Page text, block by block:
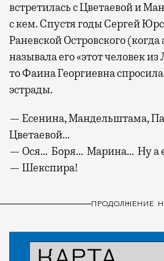
встретилась с Цветаевой и
с кем. Спустя годы Сергей
Раневской Островского (когда
называла его «этот человек
то Фаина Георгиевна
эстрады.
— Есенина, Мандельштама,
Цветаевой…
— Ося… Боря… Марина… Ну а
— Шекспира!
ПРОДОЛЖЕНИЕ